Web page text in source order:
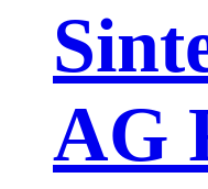
AG